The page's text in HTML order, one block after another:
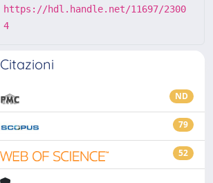
https://hdl.handle.net/11697/2300
4
Citazioni
ND
79
52